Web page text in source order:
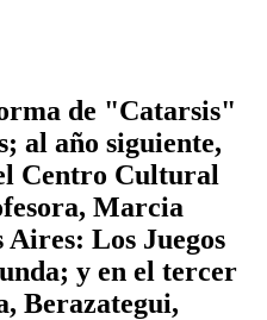
de "Catarsis"
al año siguiente,
Centro Cultural
Marcia
Los Juegos
y en el tercer
Berazategui,